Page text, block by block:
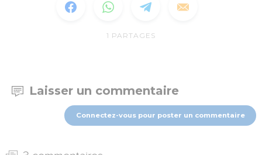
1 PARTAGES
Laisser un commentaire
Connectez-vous pour poster un commentaire